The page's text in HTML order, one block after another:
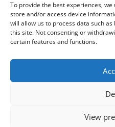
To provide the best experiences,
store and/or access device
will allow us to process data such
this site. Not consenting or
certain features and functions.
View
© 2021 Kaméleon Hungary